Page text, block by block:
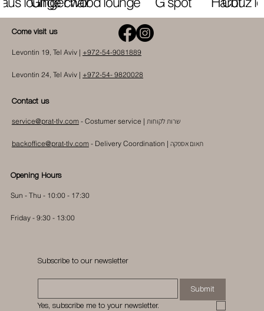
Come visit us
Levontin 19, Tel Aviv | +972-54-9081889
Levontin 24, Tel Aviv | +972-54- 9820028
Contact us
service@prat-tlv.com- Costumer service | שרות לקוחות
backoffice@prat-tlv.com- Delivery Coordination | תאום אספקה
Subscribe to our newsletter
Submit
Yes, subscribe me to your newsletter.
Opening Hours
Sun - Thu - 10:00 - 17:30
Friday - 9:30 - 13:00